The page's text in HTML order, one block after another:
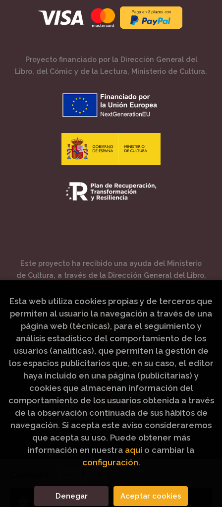
Añadir a mi cesta
Proyecto financiado por la Dirección General del
Libro, del Cómic y de la Lectura, Ministerio de Cultura.
Este proyecto ha recibido una ayuda del Ministerio
de Cultura, a través de la Dirección General del Libro,
Artículos Religiosos Peinado
Esta web utiliza cookies propias y de terceros que
permiten al usuario la navegación a través de una
página web (técnicas), para el seguimiento y
análisis estadístico del comportamiento de los
usuarios (analíticas), que permiten la gestión de
los espacios publicitarios que, en su caso, el editor
haya incluido en una página (publicitarias) y
cookies que almacenan información del
comportamiento de los usuarios obtenida a través
de la observación continuada de sus hábitos de
navegación. Si acepta este aviso consideraremos
que acepta su uso. Puede obtener más
información en nuestra aquí o cambiar la
configuración.
Denegar Aceptar cookies